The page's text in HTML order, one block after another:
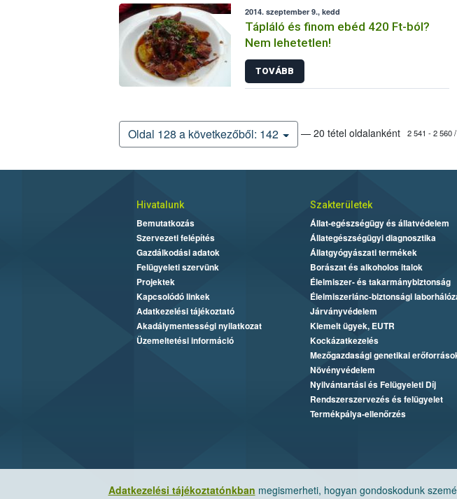
2014. szeptember 9., kedd
Tápláló és finom ebéd 420 Ft-ból?
Nem lehetetlen!
TOVÁBB
Oldal 128 a következőből: 142 — 20 tétel oldalanként 2 541 - 2 560
Adatkezelési tájékoztatónkban megismerheti, hogyan gondoskodunk
Hivatalunk
Bemutatkozás
Szervezeti felépítés
Gazdálkodási adatok
Felügyeleti szervünk
Projektek
Kapcsolódó linkek
Adatkezelési tájékoztató
Akadálymentességi nyilatkozat
Üzemeltetési információ
Szakterületek
Állat-egészségügy és állatvédelem
Állategészségügyi diagnosztika
Állatgyógyászati termékek
Borászat és alkoholos italok
Élelmiszer- és takarmánybiztonság
Élelmiszerlánc-biztonsági
Járványvédelem
Kiemelt ügyek, EUTR
Kockázatkezelés
Mezőgazdasági genetikai
Növényvédelem
Nyilvántartási és Felügyeleti Díj
Rendszerszervezés és felügyelet
Termékpálya-ellenőrzés